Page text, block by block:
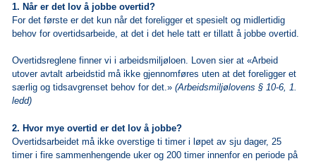
1. Når er det lov å jobbe overtid?
For det første er det kun når det foreligger et spesielt og midlertidig
behov for overtidsarbeide, at det i det hele tatt er tillatt å jobbe overtid.
Overtidsreglene finner vi i arbeidsmiljøloen. Loven sier at «Arbeid
utover avtalt arbeidstid må ikke gjennomføres uten at det foreligger et
særlig og tidsavgrenset behov for det.»(Arbeidsmiljølovens § 10-6, 1.
ledd)
2. Hvor mye overtid er det lov å jobbe?
Overtidsarbeidet må ikke overstige ti timer i løpet av sju dager, 25
timer i fire sammenhengende uker og 200 timer innenfor en periode på